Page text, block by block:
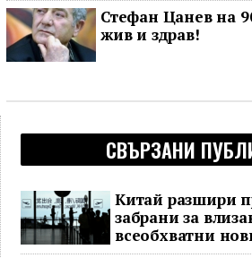
Стефан Цанев на
жив и здрав!
СВЪРЗАНИ
Китай разшири
забрани за
всеобхватни